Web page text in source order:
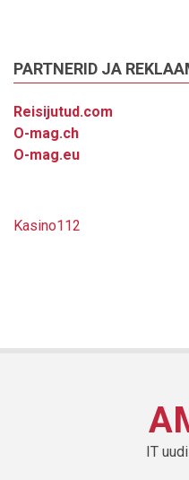
PARTNERID JA
Reisijutud.com
O-mag.ch
O-mag.eu
Kasino112
IT